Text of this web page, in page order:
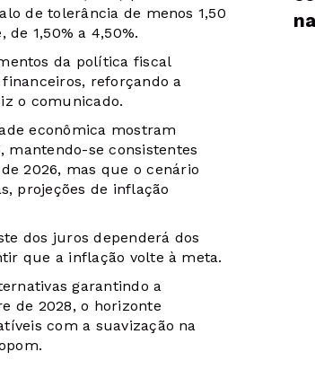
de tolerância de menos 1,50
1,50% a 4,50%.
da política fiscal
reforçando a
o comunicado.
econômica mostram
se consistentes
2026, mas que o cenário
projeções de inflação
dos juros dependerá dos
que a inflação volte à meta.
garantindo a
de 2028, o horizonte
com a suavização na